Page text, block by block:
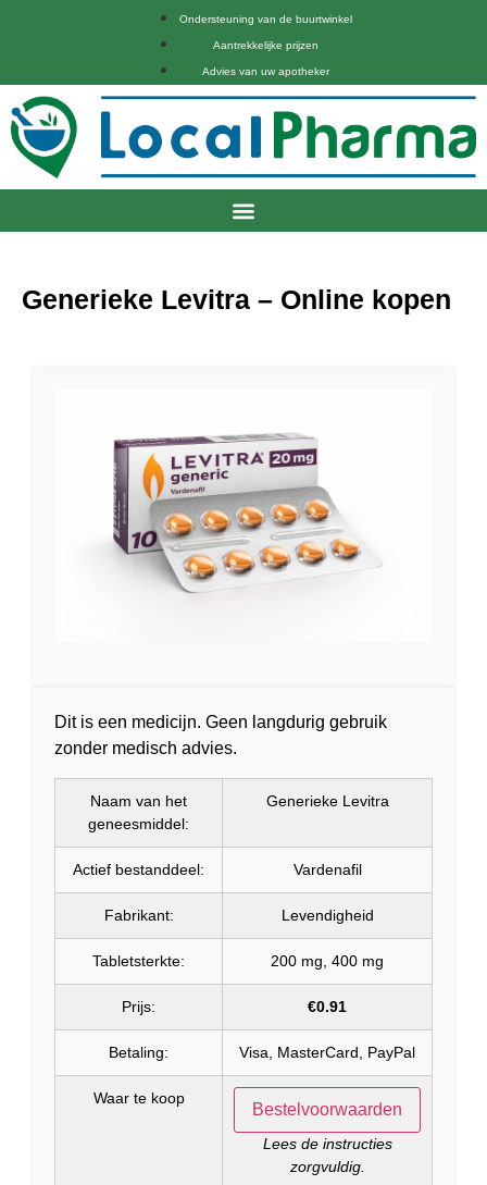
Ondersteuning van de buurtwinkel
Aantrekkelijke prijzen
Advies van uw apotheker
Generieke Levitra – Online kopen
Dit is een medicijn. Geen langdurig gebruik
zonder medisch advies.
Naam van het
geneesmiddel:
Generieke Levitra
Actief bestanddeel: Vardenafil
Fabrikant: Levendigheid
Tabletsterkte: 200 mg, 400 mg
Prijs: €0.91
Betaling: Visa, MasterCard, PayPal
Waar te koop
Bestelvoorwaarden
Lees de instructies
zorgvuldig.